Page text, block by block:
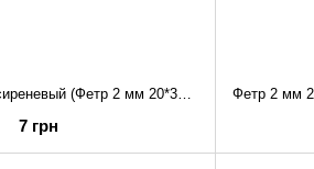
Фетр 2 мм 20*30 сиреневый (Фетр 2 мм 20*30 сиреневый)
7 грн